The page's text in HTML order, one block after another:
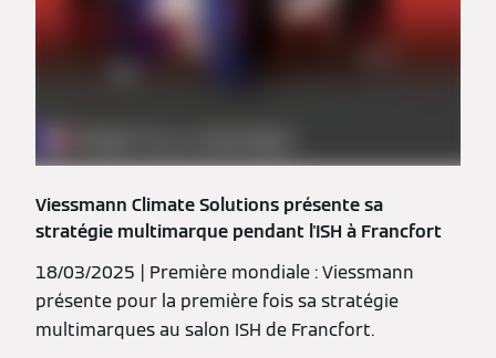
Viessmann Climate Solutions présente sa
stratégie multimarque pendant l'ISH à Francfort
18/03/2025 | Première mondiale : Viessmann
présente pour la première fois sa stratégie
multimarques au salon ISH de Francfort.